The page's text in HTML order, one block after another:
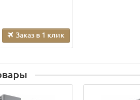
Заказ в 1 клик